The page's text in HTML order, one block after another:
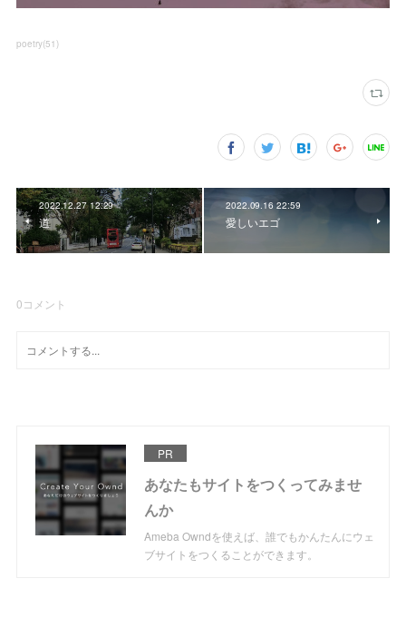
poetry(51)
2022.12.27 12:29
道
2022.09.16 22:59
愛しいエゴ
0コメント
PR
あなたもサイトをつくってみませ
んか
Ameba Owndを使えば、誰でもかんたんにウェ
ブサイトをつくることができます。